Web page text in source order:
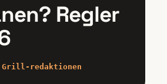
Regler
redaktionen